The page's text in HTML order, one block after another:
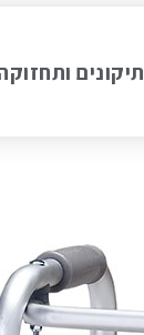
תיקונים